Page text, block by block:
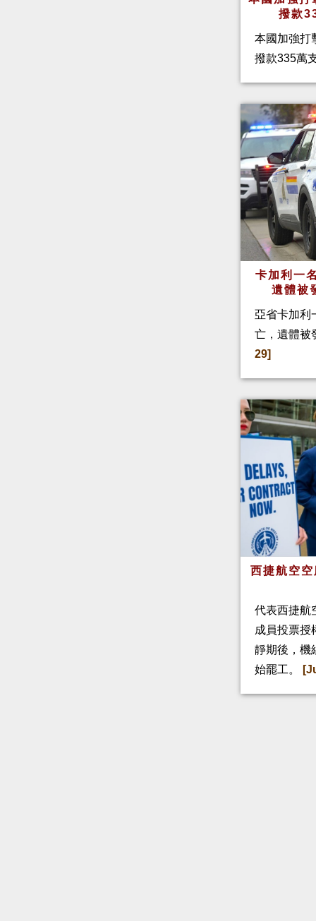
撥款
本國加強打
撥款335萬
卡加利一
遺體被
亞省卡加利
亡，遺體被
29]
西捷航空
代表西捷航
成員投票授
靜期後，機
始罷工。